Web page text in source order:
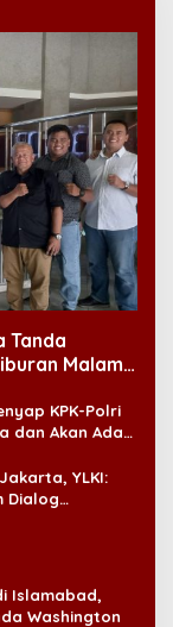
Tanda
Malam
KPK-Polri
dan Akan Ada
YLKI:
Dialog
Islamabad,
Washington